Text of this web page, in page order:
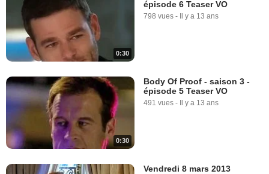
0:30
épisode 6 Teaser VO
798 vues - Il y a 13 ans
0:30
Body Of Proof - saison 3 -
épisode 5 Teaser VO
491 vues - Il y a 13 ans
Vendredi 8 mars 2013